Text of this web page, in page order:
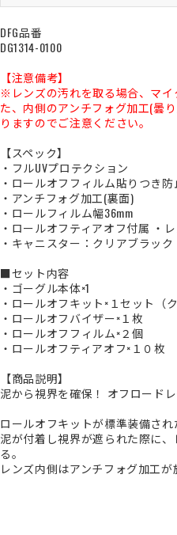
DFG品番
DG1314-0100
【注意備考】
※レンズの汚れを取る場合、マ
た、内側のアンチフォグ加工(曇
りますのでご注意ください。
【スペック】
・フルUVプロテクション
・ロールオフフィルム貼りつき
・アンチフォグ加工(裏面)
・ロールフィルム幅36mm
・ロールオフティアオフ付属 ・
・キャニスター：クリアブラック
■セット内容
・ゴーグル本体×1
・ロールオフキット×１セット（
・ロールオフバイザー×１枚
・ロールオフフィルム×２個
・ロールオフティアオフ×１０枚
【商品説明】
泥から視界を確保！ オフロード
ロールオフキットが標準装備され
泥が付着し視界が遮られた際に
る。
レンズ内側はアンチフォグ加工